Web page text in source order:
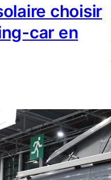
choisir
car en